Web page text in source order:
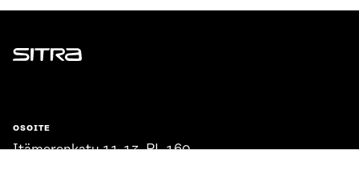
Sitra
OSOITE
Itämerenkatu 11-13, PL 160,